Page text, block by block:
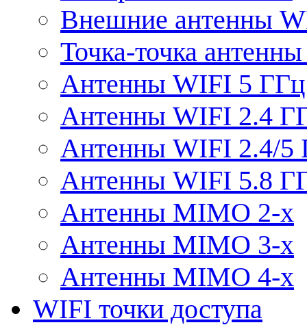
Внешние антенны
Точка-точка
Антенны WIFI 5 ГГц
Антенны WIFI 2.4
Антенны WIFI 2.4/5
Антенны WIFI 5.8
Антенны MIMO 2-x
Антенны MIMO 3-x
Антенны MIMO 4-x
WIFI точки доступа